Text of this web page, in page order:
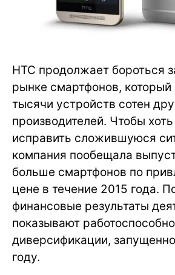
HTC продолжает бороться
рынке смартфонов, который
тысячи устройств сотен
производителей. Чтобы хоть
исправить сложившуюся
компания пообещала
больше смартфонов по
цене в течение 2015 года.
финансовые результаты
показывают
диверсификации,
году.